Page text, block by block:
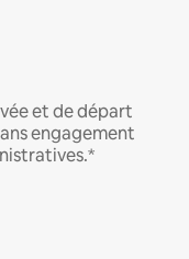
et de départ
engagement